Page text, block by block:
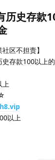
历史存款
区不担责】
存款100以上
上
以上